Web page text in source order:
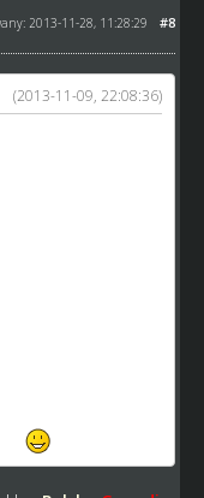
#8
2013-11-28, 11:28:29
(2013-11-09, 22:08:36)